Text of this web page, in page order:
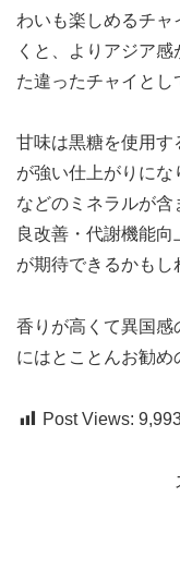
わいも楽しめるチ
くと、よりアジア
た違ったチャイとし
甘味は黒糖を使用す
が強い仕上がりに
などのミネラルが
良改善・代謝機能
が期待できるかもし
香りが高くて異国感
にはとことんお勧め
Post Views: